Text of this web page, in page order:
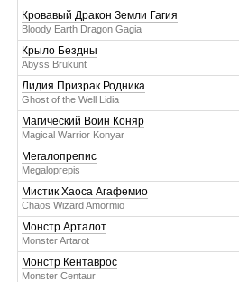
Кровавый Дракон Земли Гагия
Bloody Earth Dragon Gagia
Крыло Бездны
Abyss Brukunt
Лидия Призрак Родника
Ghost of the Well Lidia
Магический Воин Коняр
Magical Warrior Konyar
Мегалопрепис
Megaloprepis
Мистик Хаоса Агафемио
Chaos Wizard Amormio
Монстр Арталот
Monster Artarot
Монстр Кентаврос
Monster Centaur